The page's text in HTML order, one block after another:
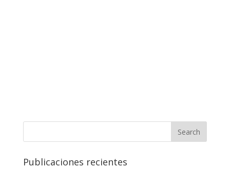
Publicaciones recientes